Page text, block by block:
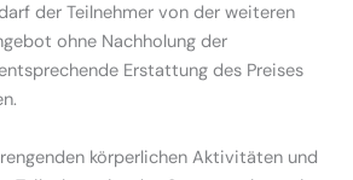
der Teilnehmer von der weiteren
ohne Nachholung der
Erstattung des Preises
körperlichen Aktivitäten und